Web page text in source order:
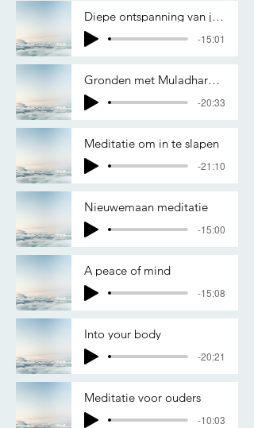
Diepe ontspanning van je lichaam
-15:01
Gronden met Muladhara Chakra
-20:33
Meditatie om in te slapen
-21:10
Nieuwemaan meditatie
-15:00
A peace of mind
-15:08
Into your body
-20:21
Meditatie voor ouders
-10:03